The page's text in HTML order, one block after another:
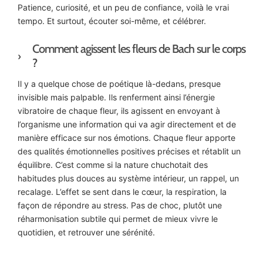
Patience, curiosité, et un peu de confiance, voilà le vrai
tempo. Et surtout, écouter soi-même, et célébrer.
Comment agissent les fleurs de Bach sur le corps
?
Il y a quelque chose de poétique là-dedans, presque
invisible mais palpable. Ils renferment ainsi l’énergie
vibratoire de chaque fleur, ils agissent en envoyant à
l’organisme une information qui va agir directement et de
manière efficace sur nos émotions. Chaque fleur apporte
des qualités émotionnelles positives précises et rétablit un
équilibre. C’est comme si la nature chuchotait des
habitudes plus douces au système intérieur, un rappel, un
recalage. L’effet se sent dans le cœur, la respiration, la
façon de répondre au stress. Pas de choc, plutôt une
réharmonisation subtile qui permet de mieux vivre le
quotidien, et retrouver une sérénité.